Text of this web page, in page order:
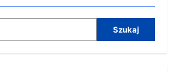
Szukaj